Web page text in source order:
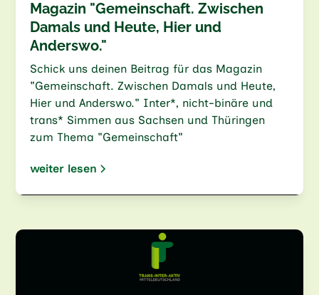
Magazin "Gemeinschaft. Zwischen
Damals und Heute, Hier und
Anderswo."
Schick uns deinen Beitrag für das Magazin
"Gemeinschaft. Zwischen Damals und Heute,
Hier und Anderswo." Inter*, nicht-binäre und
trans* Simmen aus Sachsen und Thüringen
zum Thema "Gemeinschaft"
weiter lesen